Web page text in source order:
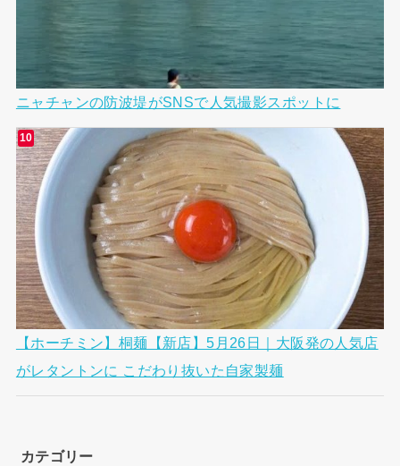
ニャチャンの防波堤がSNSで人気撮影スポットに
【ホーチミン】桐麺【新店】5月26日｜大阪発の人気店
がレタントンに こだわり抜いた自家製麺
カテゴリー